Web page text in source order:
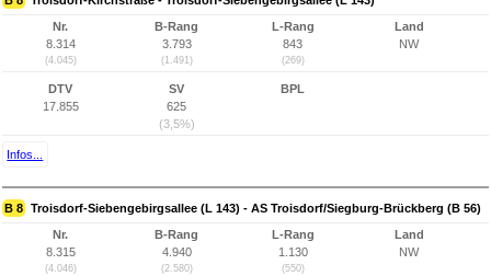
Nr.
8.314
(4.045)
B-Rang
3.793
(1.491)
L-Rang
843
(269)
Land
NW
DTV
17.855
SV
625
(3,5%)
BPL
Infos...
B 8 Troisdorf-Siebengebirgsallee (L 143) - AS Troisdorf/Siegburg-Brückberg (B 56)
Nr.
8.315
(4.046)
B-Rang
4.940
(2.580)
L-Rang
1.130
(550)
Land
NW